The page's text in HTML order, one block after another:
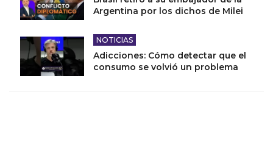
Argentina por los dichos de Milei
NOTICIAS
Adicciones: Cómo detectar que el
consumo se volvió un problema